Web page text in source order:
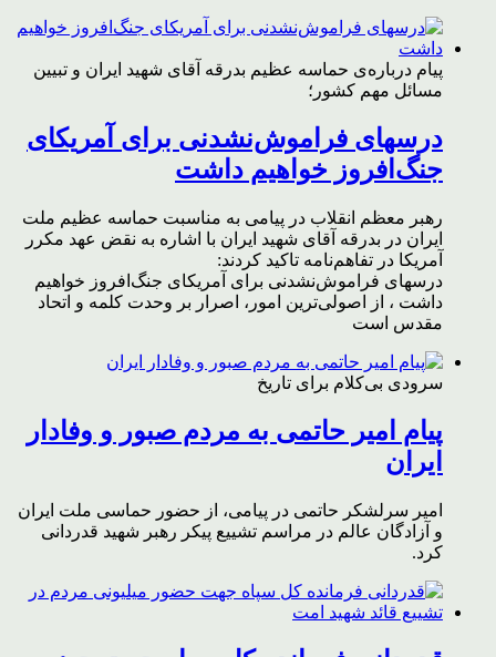
پیام درباره‌ی حماسه عظیم بدرقه آقای شهید ایران و تبیین
مسائل مهم کشور؛
درسهای فراموش‌نشدنی برای آمریکای
جنگ‌افروز خواهیم داشت
رهبر معظم انقلاب در پیامی به مناسبت حماسه عظیم ملت
ایران در بدرقه آقای شهید ایران با اشاره به نقض عهد مکرر
آمریکا در تفاهم‌نامه تاکید کردند:
درسهای فراموش‌نشدنی برای آمریکای جنگ‌افروز خواهیم
داشت ، از اصولی‌ترین امور، اصرار بر وحدت کلمه و اتحاد
مقدس است
سرودی بی‌کلام برای تاریخ
پیام امیر حاتمی به مردم صبور و وفادار
ایران
امیر سرلشکر حاتمی در پیامی، از حضور حماسی ملت ایران
و آزادگان عالم در مراسم تشییع پیکر رهبر شهید قدردانی
کرد.